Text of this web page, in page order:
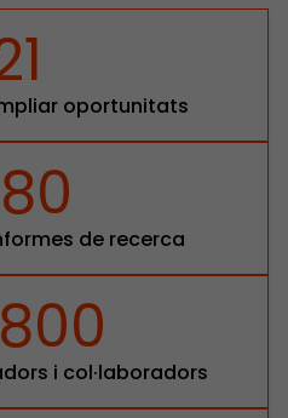
oportunitats
de recerca
i col·laboradors